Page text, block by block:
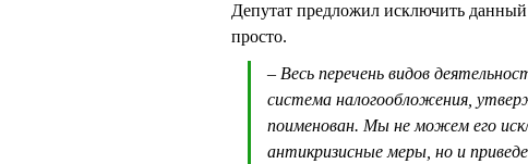
Депутат предложил исключить данный
просто.
– Весь перечень видов
система налогообложения,
поименован. Мы не можем его
антикризисные меры, но и